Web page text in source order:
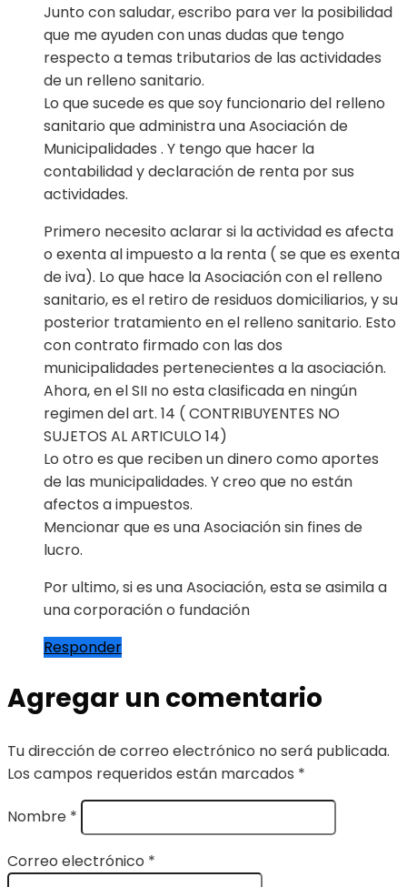
Junto con saludar, escribo para ver la posibilidad
que me ayuden con unas dudas que tengo
respecto a temas tributarios de las actividades
de un relleno sanitario.
Lo que sucede es que soy funcionario del relleno
sanitario que administra una Asociación de
Municipalidades . Y tengo que hacer la
contabilidad y declaración de renta por sus
actividades.
Primero necesito aclarar si la actividad es afecta
o exenta al impuesto a la renta ( se que es exenta
de iva). Lo que hace la Asociación con el relleno
sanitario, es el retiro de residuos domiciliarios, y su
posterior tratamiento en el relleno sanitario. Esto
con contrato firmado con las dos
municipalidades pertenecientes a la asociación.
Ahora, en el SII no esta clasificada en ningún
regimen del art. 14 ( CONTRIBUYENTES NO
SUJETOS AL ARTICULO 14)
Lo otro es que reciben un dinero como aportes
de las municipalidades. Y creo que no están
afectos a impuestos.
Mencionar que es una Asociación sin fines de
lucro.
Por ultimo, si es una Asociación, esta se asimila a
una corporación o fundación
Responder
Agregar un comentario
Tu dirección de correo electrónico no será publicada.
Los campos requeridos están marcados *
Nombre *
Correo electrónico *